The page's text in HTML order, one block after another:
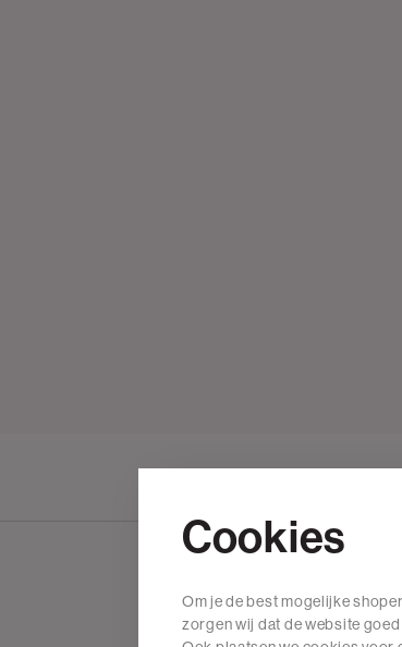
Wij zijn The Sting
Cookies
Om je de best mogelijke
zorgen wij dat de website